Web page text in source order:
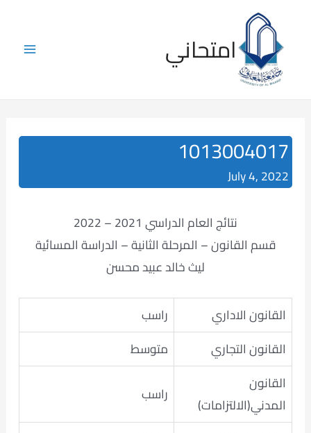
content
Main
امتحاني
1013004017
July 4, 2022
نتائج العام الدراسي 2021 – 2022
قسم القانون – المرحلة الثانية – الدراسة المسائية
ليث خالد عبيد محسن
القانون الاداري
راسب
القانون التجاري
متوسط
القانون
المدني(الالتزامات)
راسب